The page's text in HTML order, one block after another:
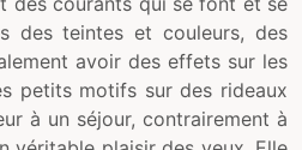
des teintes et couleurs, des
avoir des effets sur les
petits motifs sur des rideaux
à un séjour, contrairement à